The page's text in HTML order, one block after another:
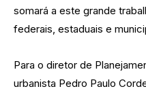
somará a este grande
federais, estaduais e
Para o diretor de
urbanista Pedro Paulo